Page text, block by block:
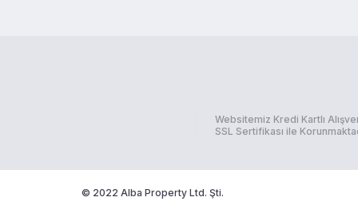
Websitemiz Kredi Kartlı
SSL Sertifikası ile
© 2022 Alba Property Ltd. Şti.